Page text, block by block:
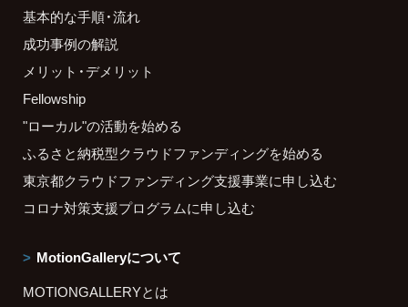
基本的な手順・流れ
成功事例の解説
メリット・デメリット
Fellowship
"ローカル"の活動を始める
ふるさと納税型クラウドファンディングを始める
東京都クラウドファンディング支援事業に申し込む
コロナ対策支援プログラムに申し込む
MotionGalleryについて
MOTIONGALLERYとは